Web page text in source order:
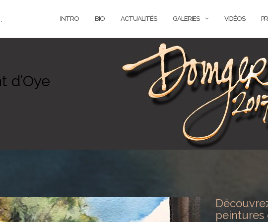
INTRO BIO ACTUALITÉS GALERIES VIDÉOS
d’Oye
peintures